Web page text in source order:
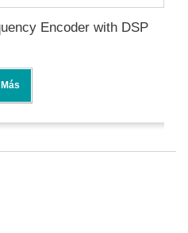
Encoder with DSP
Más